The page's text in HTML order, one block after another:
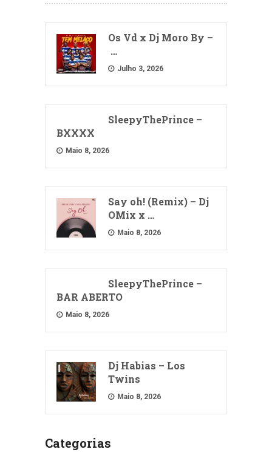
Os Vd x Dj Moro By –
…
Julho 3, 2026
SleepyThePrince –
BXXXX
Maio 8, 2026
Say oh! (Remix) – Dj
OMix x …
Maio 8, 2026
SleepyThePrince –
BAR ABERTO
Maio 8, 2026
Dj Habias – Los
Twins
Maio 8, 2026
Categorias